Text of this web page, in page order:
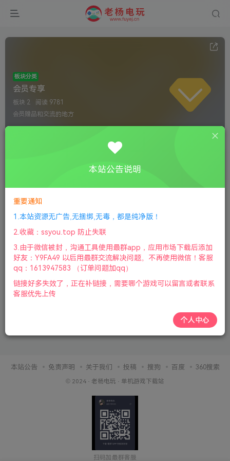
板块分类
会员专享
板块 2
阅读 9781
会员赠品和交流的地方
4
本站公告 免责声明 关于我们 投稿 搜狗 百度 360搜索
© 2024 · 老杨电玩 · 单机游戏下载站
扫码加最群客服
本站公告说明
重要通知
1.本站资源无广告,无捆绑,无毒，都是纯净版！
2.收藏：ssyou.top 防止失联
3.由于微信被封，沟通工具使用最群app，应用市场下载后添加
好友：Y9FA49 以后用最群交流解决问题。不再使用微信！客服
qq：1613947583 （订单问题加qq）
链接好多失效了，正在补链接，需要哪个游戏可以留言或者联系
客服优先上传
个人中心